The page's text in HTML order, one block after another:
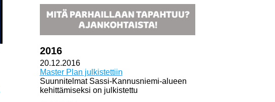
2016
20.12.2016
Master Plan julkistettiin
Suunnitelmat Sassi-Kannusniemi-alueen
kehittämiseksi on julkistettu